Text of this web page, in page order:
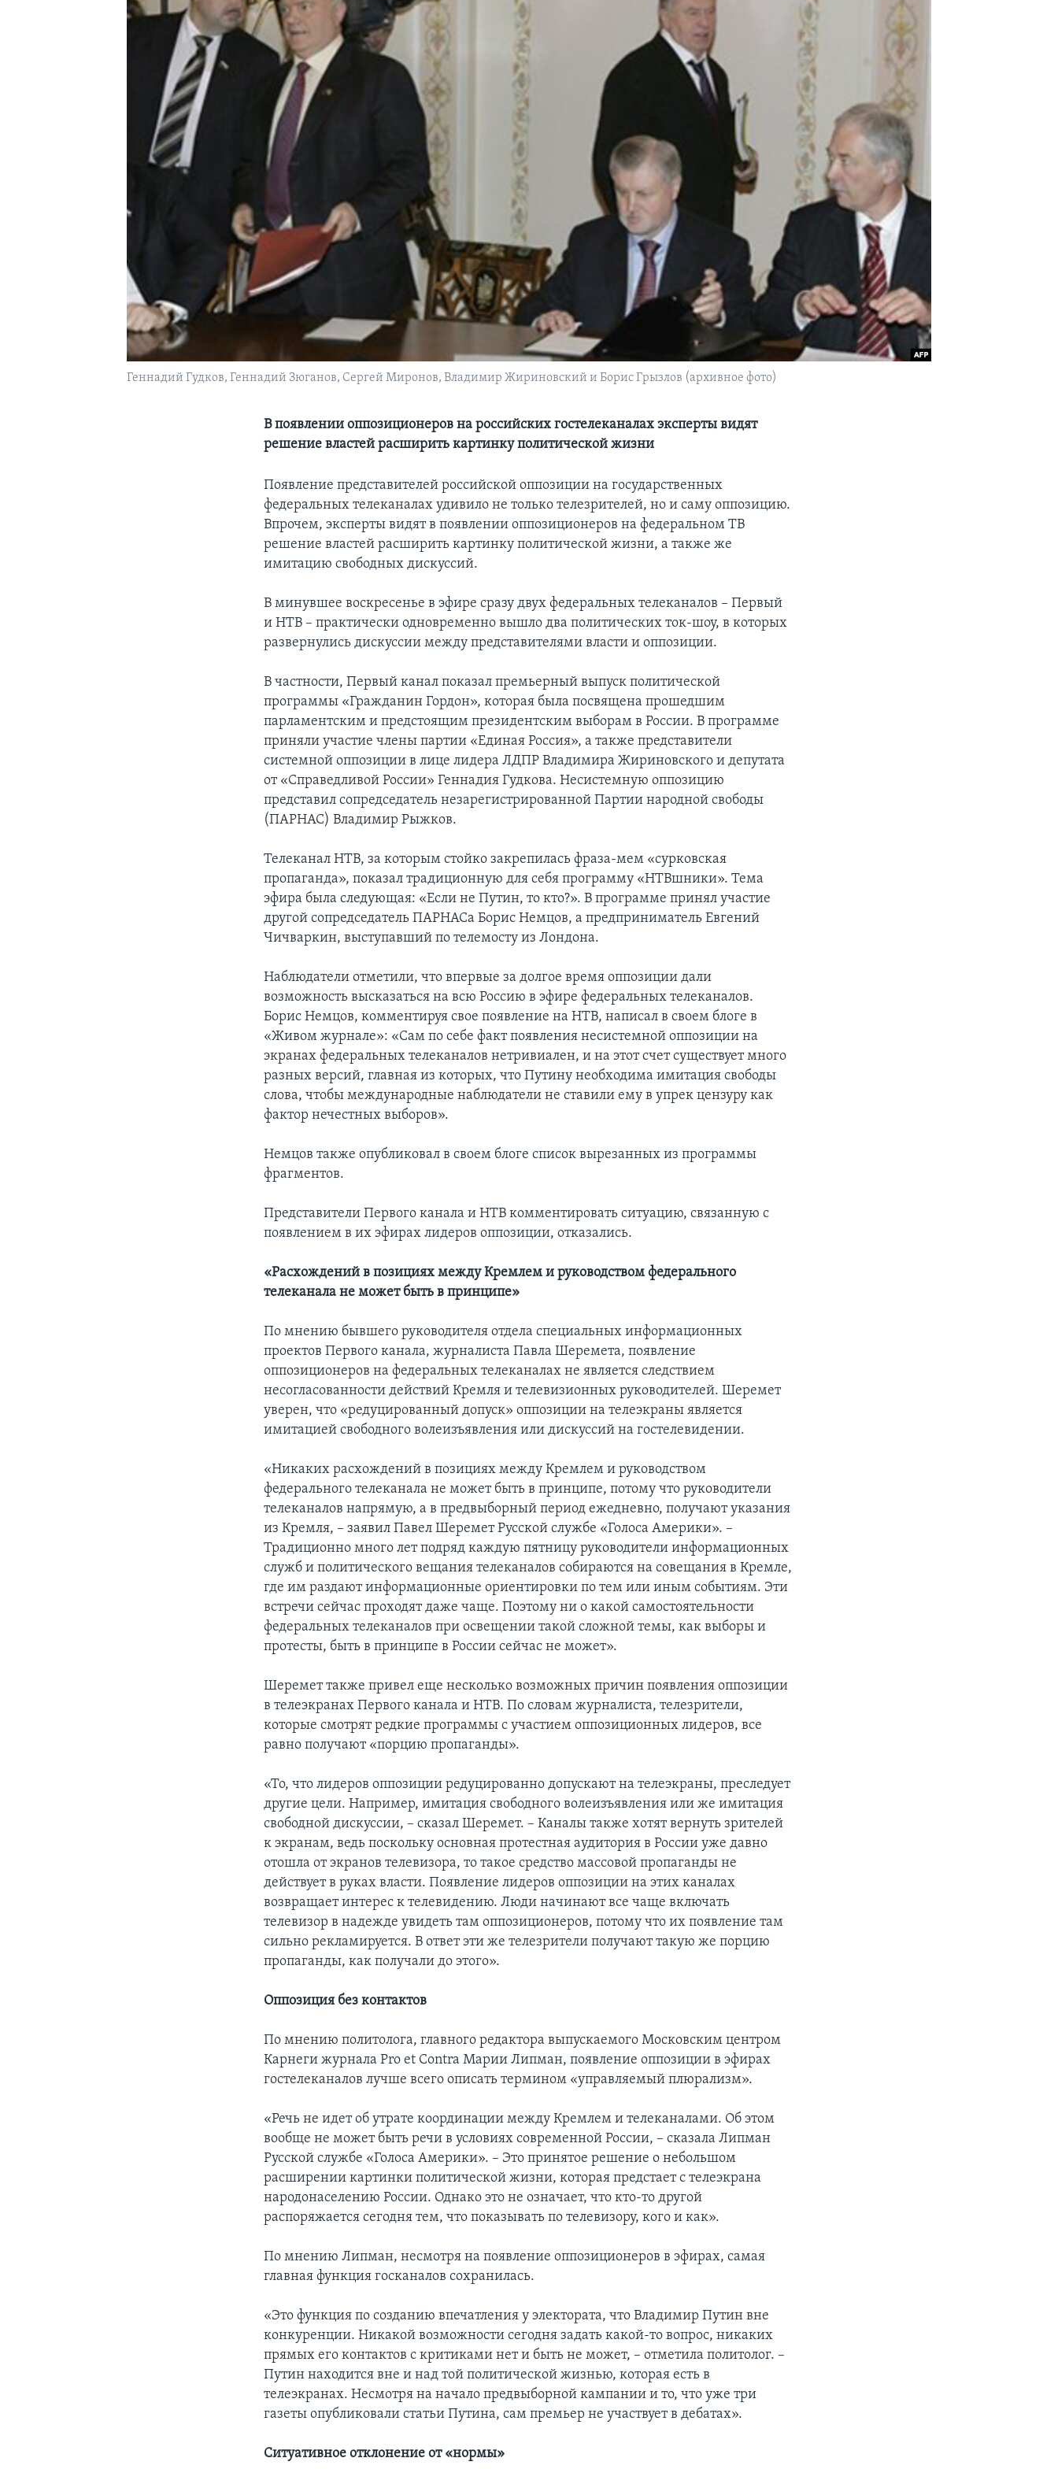
Геннадий Гудков, Геннадий Зюганов, Сергей Миронов, Владимир Жириновский и Борис Грызлов (архивное фото)
В появлении оппозиционеров на российских гостелеканалах эксперты видят
решение властей расширить картинку политической жизни
Появление представителей российской оппозиции на государственных
федеральных телеканалах удивило не только телезрителей, но и саму оппозицию.
Впрочем, эксперты видят в появлении оппозиционеров на федеральном ТВ
решение властей расширить картинку политической жизни, а также же
имитацию свободных дискуссий.
В минувшее воскресенье в эфире сразу двух федеральных телеканалов – Первый
и НТВ – практически одновременно вышло два политических ток-шоу, в которых
развернулись дискуссии между представителями власти и оппозиции.
В частности, Первый канал показал премьерный выпуск политической
программы «Гражданин Гордон», которая была посвящена прошедшим
парламентским и предстоящим президентским выборам в России. В программе
приняли участие члены партии «Единая Россия», а также представители
системной оппозиции в лице лидера ЛДПР Владимира Жириновского и депутата
от «Справедливой России» Геннадия Гудкова. Несистемную оппозицию
представил сопредседатель незарегистрированной Партии народной свободы
(ПАРНАС) Владимир Рыжков.
Телеканал НТВ, за которым стойко закрепилась фраза-мем «сурковская
пропаганда», показал традиционную для себя программу «НТВшники». Тема
эфира была следующая: «Если не Путин, то кто?». В программе принял участие
другой сопредседатель ПАРНАСа Борис Немцов, а предприниматель Евгений
Чичваркин, выступавший по телемосту из Лондона.
Наблюдатели отметили, что впервые за долгое время оппозиции дали
возможность высказаться на всю Россию в эфире федеральных телеканалов.
Борис Немцов, комментируя свое появление на НТВ, написал в своем блоге в
«Живом журнале»: «Сам по себе факт появления несистемной оппозиции на
экранах федеральных телеканалов нетривиален, и на этот счет существует много
разных версий, главная из которых, что Путину необходима имитация свободы
слова, чтобы международные наблюдатели не ставили ему в упрек цензуру как
фактор нечестных выборов».
Немцов также опубликовал в своем блоге список вырезанных из программы
фрагментов.
Представители Первого канала и НТВ комментировать ситуацию, связанную с
появлением в их эфирах лидеров оппозиции, отказались.
«Расхождений в позициях между Кремлем и руководством федерального
телеканала не может быть в принципе»
По мнению бывшего руководителя отдела специальных информационных
проектов Первого канала, журналиста Павла Шеремета, появление
оппозиционеров на федеральных телеканалах не является следствием
несогласованности действий Кремля и телевизионных руководителей. Шеремет
уверен, что «редуцированный допуск» оппозиции на телеэкраны является
имитацией свободного волеизъявления или дискуссий на гостелевидении.
«Никаких расхождений в позициях между Кремлем и руководством
федерального телеканала не может быть в принципе, потому что руководители
телеканалов напрямую, а в предвыборный период ежедневно, получают указания
из Кремля, – заявил Павел Шеремет Русской службе «Голоса Америки». –
Традиционно много лет подряд каждую пятницу руководители информационных
служб и политического вещания телеканалов собираются на совещания в Кремле,
где им раздают информационные ориентировки по тем или иным событиям. Эти
встречи сейчас проходят даже чаще. Поэтому ни о какой самостоятельности
федеральных телеканалов при освещении такой сложной темы, как выборы и
протесты, быть в принципе в России сейчас не может».
Шеремет также привел еще несколько возможных причин появления оппозиции
в телеэкранах Первого канала и НТВ. По словам журналиста, телезрители,
которые смотрят редкие программы с участием оппозиционных лидеров, все
равно получают «порцию пропаганды».
«То, что лидеров оппозиции редуцированно допускают на телеэкраны, преследует
другие цели. Например, имитация свободного волеизъявления или же имитация
свободной дискуссии, – сказал Шеремет. – Каналы также хотят вернуть зрителей
к экранам, ведь поскольку основная протестная аудитория в России уже давно
отошла от экранов телевизора, то такое средство массовой пропаганды не
действует в руках власти. Появление лидеров оппозиции на этих каналах
возвращает интерес к телевидению. Люди начинают все чаще включать
телевизор в надежде увидеть там оппозиционеров, потому что их появление там
сильно рекламируется. В ответ эти же телезрители получают такую же порцию
пропаганды, как получали до этого».
Оппозиция без контактов
По мнению политолога, главного редактора выпускаемого Московским центром
Карнеги журнала Pro et Contra Марии Липман, появление оппозиции в эфирах
гостелеканалов лучше всего описать термином «управляемый плюрализм».
«Речь не идет об утрате координации между Кремлем и телеканалами. Об этом
вообще не может быть речи в условиях современной России, – сказала Липман
Русской службе «Голоса Америки». – Это принятое решение о небольшом
расширении картинки политической жизни, которая предстает с телеэкрана
народонаселению России. Однако это не означает, что кто-то другой
распоряжается сегодня тем, что показывать по телевизору, кого и как».
По мнению Липман, несмотря на появление оппозиционеров в эфирах, самая
главная функция госканалов сохранилась.
«Это функция по созданию впечатления у электората, что Владимир Путин вне
конкуренции. Никакой возможности сегодня задать какой-то вопрос, никаких
прямых его контактов с критиками нет и быть не может, – отметила политолог. –
Путин находится вне и над той политической жизнью, которая есть в
телеэкранах. Несмотря на начало предвыборной кампании и то, что уже три
газеты опубликовали статьи Путина, сам премьер не участвует в дебатах».
Ситуативное отклонение от «нормы»